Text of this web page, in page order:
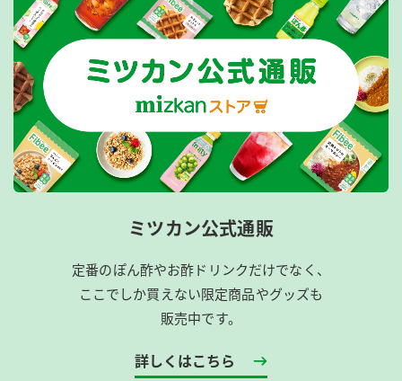
ミツカン公式通販
定番のぽん酢やお酢ドリンクだけでなく、
ここでしか買えない限定商品やグッズも
販売中です。
詳しくはこちら